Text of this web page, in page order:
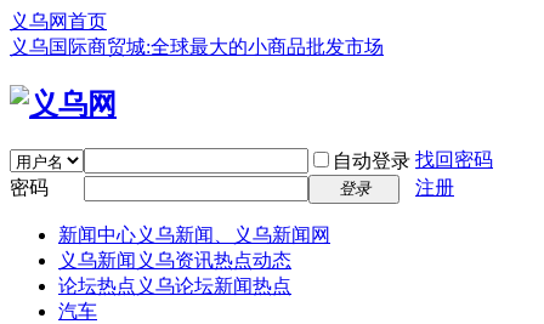
义乌网首页
义乌国际商贸城:全球最大的小商品批发市场
自动登录 找回密码
密码
登录 注册
新闻中心义乌新闻、义乌新闻网
义乌新闻 义乌资讯热点动态
论坛热点 义乌论坛新闻热点
汽车